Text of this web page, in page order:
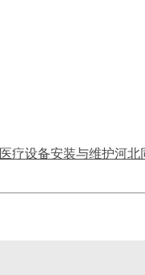
医疗设备安装与维护河北